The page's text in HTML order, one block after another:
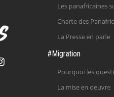
Les panafricaines
Charte des
La Presse en parle
#Migration
Pourquoi les
La mise en oeuvre